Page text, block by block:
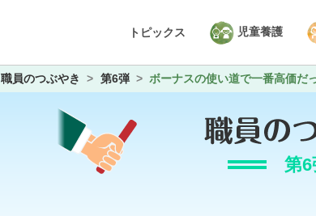
トピックス 児童養護
職員のつぶやき 第6弾 ボーナスの使い道で一番高価だ
第6